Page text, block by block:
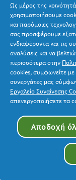
Ως μέρος της
χρησιμοποιήσουμε
και παρόμοιες
σας προσφέρουμε
ενδιαφέροντα και τις
αναλύσεις και να
περισσότερα στην
cookies, συμφωνείτε
συνεργάτες μας
Εργαλείο Συναίνεσης
απενεργοποιήσετε τα
Αποδοχή